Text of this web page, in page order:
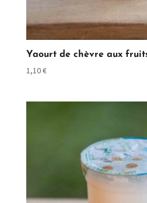
Yaourt de chèvre aux
1,10€